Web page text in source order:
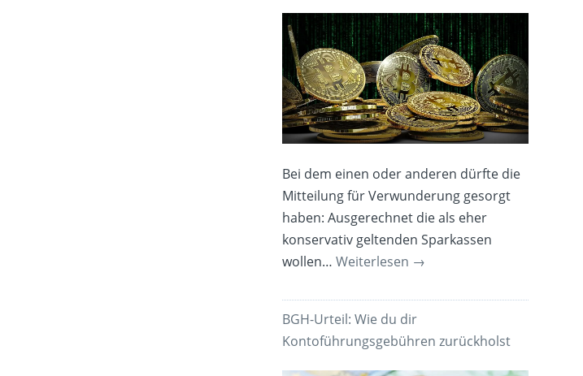
Bei dem einen oder anderen dürfte die
Mitteilung für Verwunderung gesorgt
haben: Ausgerechnet die als eher
konservativ geltenden Sparkassen
wollen…Weiterlesen →
BGH-Urteil: Wie du dir
Kontoführungsgebühren zurückholst